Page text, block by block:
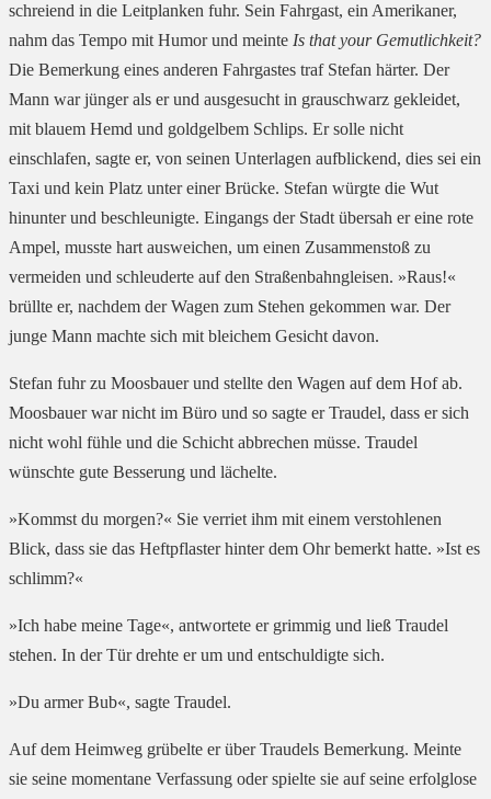
schreiend in die Leitplanken fuhr. Sein Fahrgast, ein Amerikaner,
nahm das Tempo mit Humor und meinte Is that your Gemutlichkeit?
Die Bemerkung eines anderen Fahrgastes traf Stefan härter. Der
Mann war jünger als er und ausgesucht in grauschwarz gekleidet,
mit blauem Hemd und goldgelbem Schlips. Er solle nicht
einschlafen, sagte er, von seinen Unterlagen aufblickend, dies sei ein
Taxi und kein Platz unter einer Brücke. Stefan würgte die Wut
hinunter und beschleunigte. Eingangs der Stadt übersah er eine rote
Ampel, musste hart ausweichen, um einen Zusammenstoß zu
vermeiden und schleuderte auf den Straßenbahngleisen. »Raus!«
brüllte er, nachdem der Wagen zum Stehen gekommen war. Der
junge Mann machte sich mit bleichem Gesicht davon.
Stefan fuhr zu Moosbauer und stellte den Wagen auf dem Hof ab.
Moosbauer war nicht im Büro und so sagte er Traudel, dass er sich
nicht wohl fühle und die Schicht abbrechen müsse. Traudel
wünschte gute Besserung und lächelte.
»Kommst du morgen?« Sie verriet ihm mit einem verstohlenen
Blick, dass sie das Heftpflaster hinter dem Ohr bemerkt hatte. »Ist es
schlimm?«
»Ich habe meine Tage«, antwortete er grimmig und ließ Traudel
stehen. In der Tür drehte er um und entschuldigte sich.
»Du armer Bub«, sagte Traudel.
Auf dem Heimweg grübelte er über Traudels Bemerkung. Meinte
sie seine momentane Verfassung oder spielte sie auf seine erfolglose